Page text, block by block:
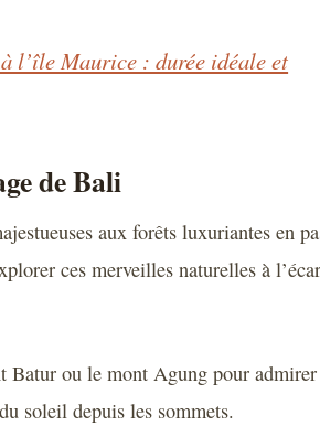
l’île Maurice : durée idéale et
de Bali
aux forêts luxuriantes en
ces merveilles naturelles à
Batur ou le mont Agung pour admirer
soleil depuis les sommets.